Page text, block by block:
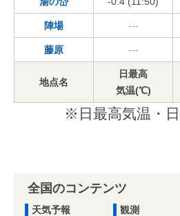
陣場 ---
藤原 ---
地点名
日最高
気温(℃)
※日最高気温・
全国のコンテンツ
天気予報
観測